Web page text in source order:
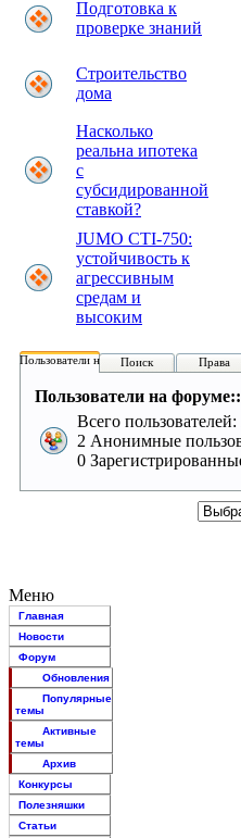
Подготовка к
проверке знаний
Строительство
дома
Насколько
реальна ипотека
с
субсидированной
ставкой?
JUMO CTI-750:
устойчивость к
агрессивным
средам и
высоким
Пользователи на форуме:
Поиск Права
Пользователи на
Всего
2 Анонимные
0
Меню
Главная
Новости
Форум
Обновления
Популярные
темы
Активные
темы
Архив
Конкурсы
Полезняшки
Статьи